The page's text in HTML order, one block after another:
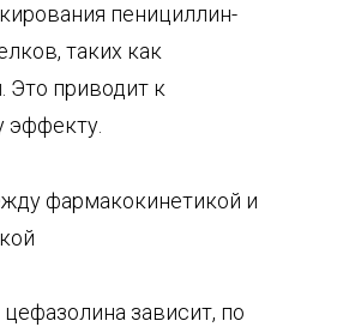
пенициллин-
таких как
Это приводит к
эффекту.
фармакокинетикой и
зависит, по